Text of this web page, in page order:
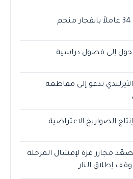
إلى فصول دراسية
تدعو إلى مقاطعة
الصواريخ الاعتراضية
مجازر غزة لإفشال المرحلة
وقف إطلاق النار